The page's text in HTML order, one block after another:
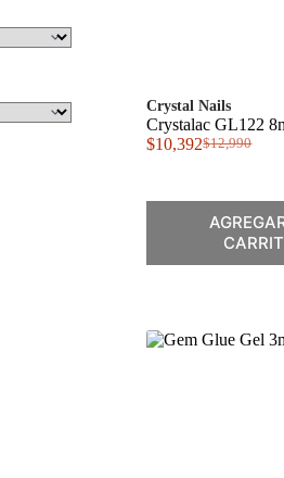
Crystal Nails
Crystalac GL122
$12,990
El
$12,990.
$10,392El
$10,392.